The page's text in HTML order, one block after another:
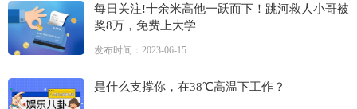
每日关注!十余米高他一跃而下！跳河救人小哥被
奖8万，免费上大学
发布时间：2023-06-15
是什么支撑你，在38℃高温下工作？